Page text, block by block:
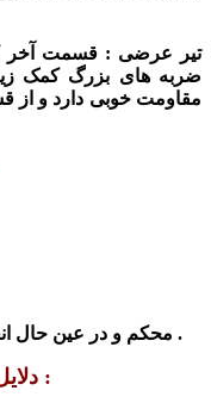
تیر عرضی : قسمت آخر
ضربه های بزرگ کمک
مقاومت خوبی دارد و
4-محکم و در عین حال انعطاف پذیر و ضربه گیر عالی نیز هست .
: